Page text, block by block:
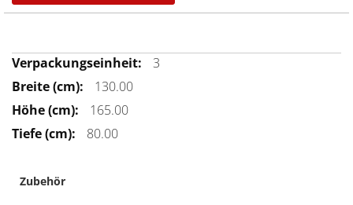
Mehr
Informationen
3
130.00
165.00
80.00
Zubehör